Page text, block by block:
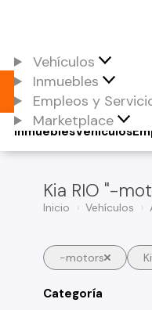
Vehículos
Inmuebles
Empleos y
Marketplace
Vehículos
Inmuebles
Kia RIO "-
Inicio Vehículos
-motors
Categoría